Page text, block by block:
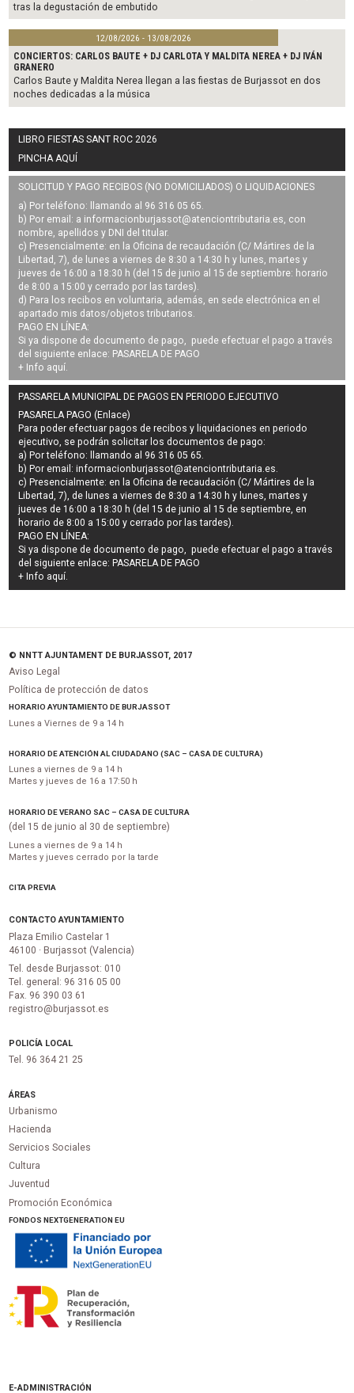
tras la degustación de embutido
12/08/2026 - 13/08/2026
CONCIERTOS: CARLOS BAUTE + DJ CARLOTA Y MALDITA NEREA + DJ IVÁN
GRANERO
Carlos Baute y Maldita Nerea llegan a las fiestas de Burjassot en dos
noches dedicadas a la música
LIBRO FIESTAS SANT ROC 2026
PINCHA AQUÍ
SOLICITUD Y PAGO RECIBOS (NO DOMICILIADOS) O LIQUIDACIONES
a) Por teléfono: llamando al 96 316 05 65.
b) Por email: a informacionburjassot@atenciontributaria.es, con
nombre, apellidos y DNI del titular.
c) Presencialmente: en la Oficina de recaudación (C/ Mártires de la
Libertad, 7), de lunes a viernes de 8:30 a 14:30 h y lunes, martes y
jueves de 16:00 a 18:30 h (del 15 de junio al 15 de septiembre: horario
de 8:00 a 15:00 y cerrado por las tardes).
d) Para los recibos en voluntaria, además, en sede electrónica en el
apartado mis datos/objetos tributarios.
PAGO EN LÍNEA:
Si ya dispone de documento de pago, puede efectuar el pago a través
del siguiente enlace: PASARELA DE PAGO
+ Info aquí.
PASSARELA MUNICIPAL DE PAGOS EN PERIODO EJECUTIVO
PASARELA PAGO (Enlace)
Para poder efectuar pagos derecibos y liquidaciones en periodo
ejecutivo, se podrán solicitar los documentos de pago:
a) Por teléfono: llamando al 96 316 05 65.
b) Por email:informacionburjassot@atenciontributaria.es.
c) Presencialmente: en la Oficina de recaudación (C/ Mártires de la
Libertad, 7), de lunes a viernes de 8:30 a 14:30 h y lunes, martes y
jueves de 16:00 a 18:30 h (del 15 de junio al 15 de septiembre, en
horario de 8:00 a 15:00 y cerrado por las tardes).
PAGO EN LÍNEA:
Si ya dispone de documento de pago, puede efectuar el pago a través
del siguiente enlace: PASARELA DE PAGO
+ Info aquí.
© NNTT AJUNTAMENT DE BURJASSOT, 2017
Aviso Legal
Política de protección de datos
HORARIO AYUNTAMIENTO DE BURJASSOT
Lunes a Viernes de 9 a 14 h
HORARIO DE ATENCIÓN AL CIUDADANO (SAC – CASA DE CULTURA)
Lunes a viernes de 9 a 14 h
Martes y jueves de 16 a 17:50 h
HORARIO DE VERANO SAC – CASA DE CULTURA
(del 15 de junio al 30 de septiembre)
Lunes a viernes de 9 a 14 h
Martes y jueves cerrado por la tarde
CITA PREVIA
CONTACTO AYUNTAMIENTO
Plaza Emilio Castelar 1
46100 · Burjassot (Valencia)
Tel. desde Burjassot: 010
Tel. general: 96 316 05 00
Fax. 96 390 03 61
registro@burjassot.es
POLICÍA LOCAL
Tel. 96 364 21 25
ÁREAS
Urbanismo
Hacienda
Servicios Sociales
Cultura
Juventud
Promoción Económica
FONDOS NEXTGENERATION EU
E-ADMINISTRACIÓN